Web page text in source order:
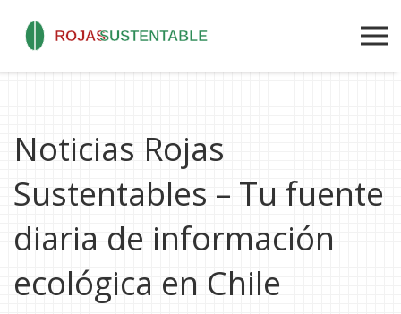
Noticias Rojas
Sustentables – Tu fuente
diaria de información
ecológica en Chile